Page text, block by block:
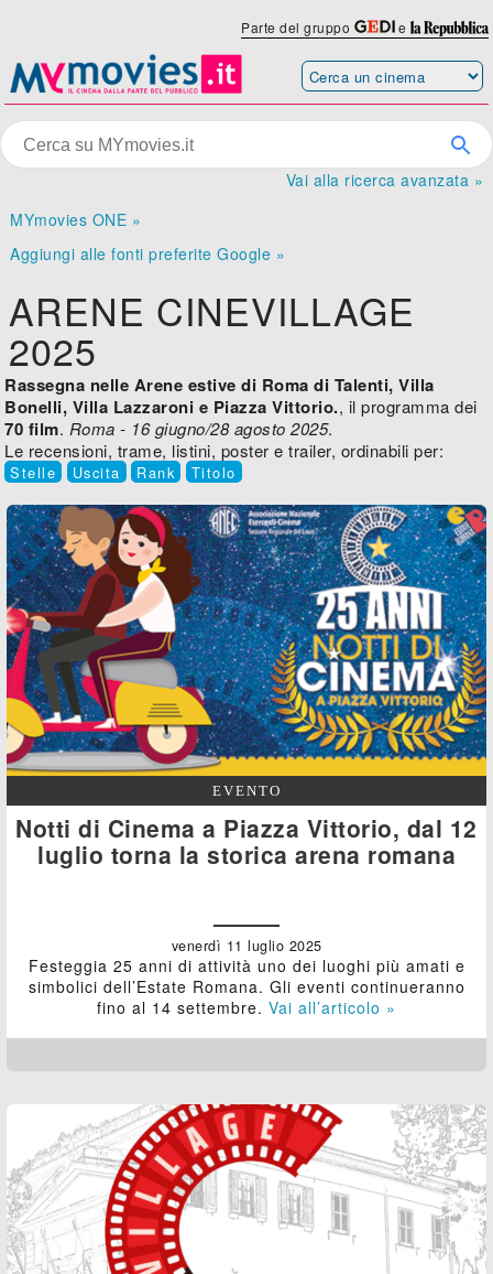
Parte del gruppo e
Vai alla ricerca avanzata »
MYmovies ONE »
Aggiungi alle fonti preferite Google »
ARENE CINEVILLAGE
2025
Rassegna nelle Arene estive di Roma di Talenti, Villa
Bonelli, Villa Lazzaroni e Piazza Vittorio., il programma dei
70 film. Roma - 16 giugno/28 agosto 2025.
Le recensioni, trame, listini, poster e trailer, ordinabili per:
Stelle Uscita Rank Titolo
EVENTO
Notti di Cinema a Piazza Vittorio, dal 12
luglio torna la storica arena romana
venerdì 11 luglio 2025
Festeggia 25 anni di attività uno dei luoghi più amati e
simbolici dell’Estate Romana. Gli eventi continueranno
fino al 14 settembre. Vai all’articolo »